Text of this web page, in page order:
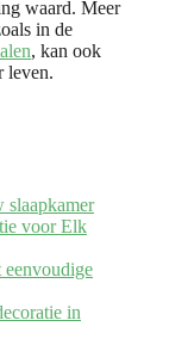
waard. Meer
in de
, kan ook
leven.
slaapkamer
voor Elk
eenvoudige
in